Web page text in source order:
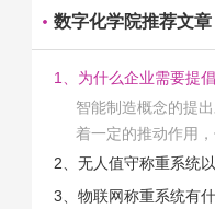
数字化学院推荐文章
1、为什么企业需要提
智能制造概念的提
着一定的推动作用
中，能够推动相关
的。那么为什么企业
2、无人值守称重系统
3、物联网称重系统有